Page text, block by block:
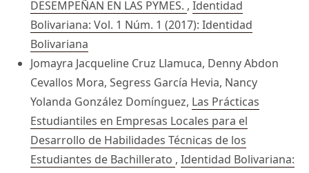
DESEMPEÑAN EN LAS PYMES. , Identidad
Bolivariana: Vol. 1 Núm. 1 (2017): Identidad
Bolivariana
Jomayra Jacqueline Cruz Llamuca, Denny Abdon
Cevallos Mora, Segress García Hevia, Nancy
Yolanda González Domínguez, Las Prácticas
Estudiantiles en Empresas Locales para el
Desarrollo de Habilidades Técnicas de los
Estudiantes de Bachillerato , Identidad Bolivariana: